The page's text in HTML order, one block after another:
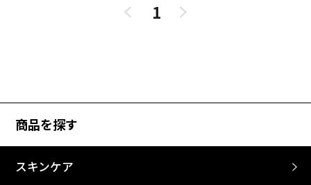
商品を探す
スキンケア
1